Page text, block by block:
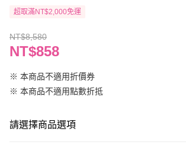
超取滿NT$2,000免運
NT$8,580
NT$858
※ 本商品不適用折價券
※ 本商品不適用點數折抵
請選擇商品選項